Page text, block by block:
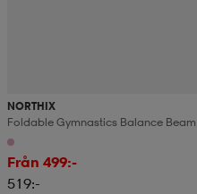
NORTHIX
Foldable Gymnastics Balance
Från 499:-
519:-